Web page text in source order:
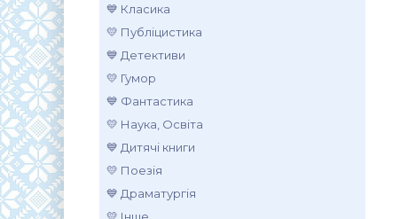
💙 Класика
💛 Публіцистика
💙 Детективи
💛 Гумор
💙 Фантастика
💛 Наука, Освіта
💙 Дитячі книги
💛 Поезія
💙 Драматургія